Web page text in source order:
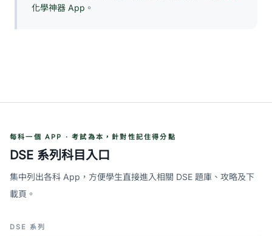
化學神器 App 。
每科一個 APP · 考試為本，針對性記住得分點
DSE 系列科目入口
集中列出各科 App，方便學生直接進入相關 DSE 題庫、攻略及下
載頁。
DSE 系列